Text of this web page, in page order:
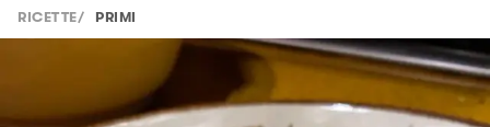
RICETTE/ PRIMI